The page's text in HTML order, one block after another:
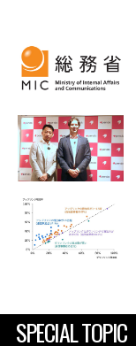
SPECIAL TOPIC